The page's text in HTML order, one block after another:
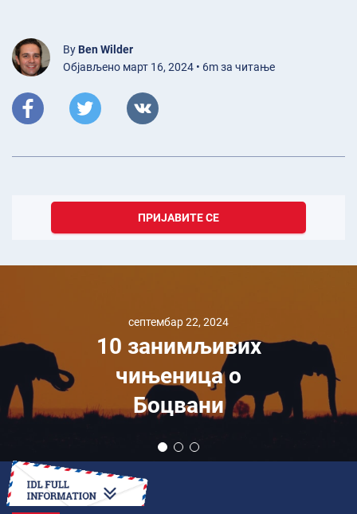
By Ben Wilder
Објављено март 16, 2024 • 6m за читање
ПРИЈАВИТЕ СЕ
септембар 22, 2024
10 занимљивих
чињеница о
Боцвани
КАКО ДА